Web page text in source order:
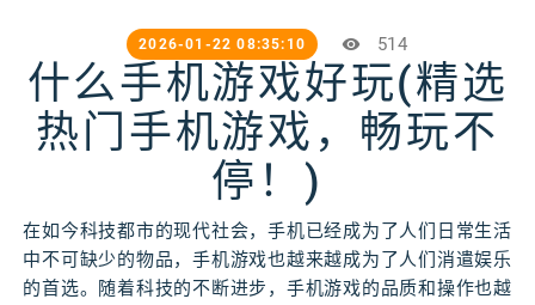
2026-01-22 08:35:10 514
什么手机游戏好玩(精选
热门手机游戏，畅玩不
停！)
在如今科技都市的现代社会，手机已经成为了人们日常生活
中不可缺少的物品，手机游戏也越来越成为了人们消遣娱乐
的首选。随着科技的不断进步，手机游戏的品质和操作也越